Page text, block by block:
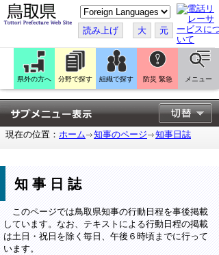
こ
の
ペ
ー
ジ
翻
訳
す
る
読み上げ 大 元
県外の方へ 分野で探す 組織で探す 防災 緊急 メニュー
現在の位置： ホーム 知事のページ 知事日誌
知事日誌
このページでは鳥取県知事の行動日程を事後掲載
しています。なお、テキストによる行動日程の掲載
は土日・祝日を除く毎日、午後６時頃までに行って
います。